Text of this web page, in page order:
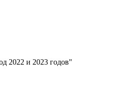
2022 и 2023 годов"